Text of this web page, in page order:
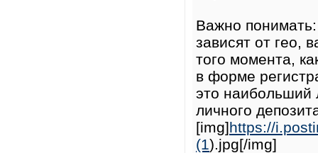
Важно
зависят от гео,
того момента,
в форме
это наибольший
личного
[img]https://
(1).jpg[/img]